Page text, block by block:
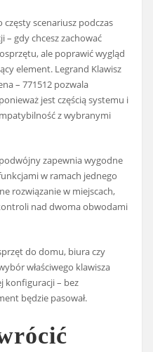
scenariusz podczas
– gdy chcesz zachować
ale poprawić wygląd
element. Legrand Klawisz
– 771512 pozwala
jest częścią systemu i
z wybranymi
zapewnia wygodne
w ramach jednego
rozwiązanie w miejscach,
nad dwoma obwodami
do domu, biura czy
właściwego klawisza
konfiguracji – bez
będzie pasował.